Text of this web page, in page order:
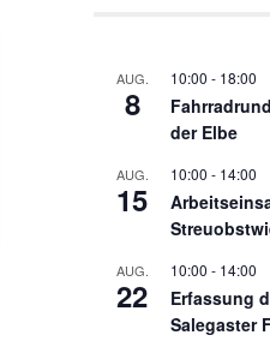
AUG.
8
10:00 - 18:00
der Elbe
AUG.
15
10:00 - 14:00
AUG.
22
10:00 - 14:00
Erfassung
Salegaster